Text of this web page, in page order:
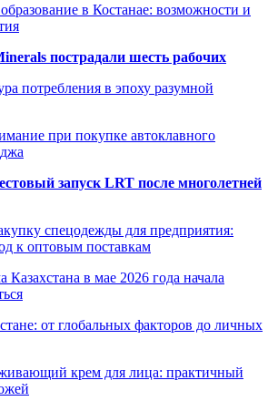
в Костанае: возможности и
пострадали шесть рабочих
потребления в эпоху разумной
при покупке автоклавного
запуск LRT после многолетней
спецодежды для предприятия:
к оптовым поставкам
Казахстана в мае 2026 года начала
от глобальных факторов до личных
крем для лица: практичный